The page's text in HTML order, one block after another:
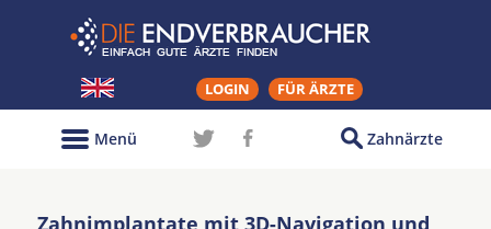
LOGIN FÜR ÄRZTE
Zahnärzte
Menü
Zahnimplantate mit 3D-Navigation und